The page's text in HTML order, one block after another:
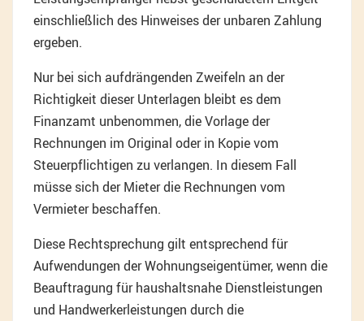
einschließlich des Hinweises der unbaren Zahlung
ergeben.
Nur bei sich aufdrängenden Zweifeln an der
Richtigkeit dieser Unterlagen bleibt es dem
Finanzamt unbenommen, die Vorlage der
Rechnungen im Original oder in Kopie vom
Steuerpflichtigen zu verlangen. In diesem Fall
müsse sich der Mieter die Rechnungen vom
Vermieter beschaffen.
Diese Rechtsprechung gilt entsprechend für
Aufwendungen der Wohnungseigentümer, wenn die
Beauftragung für haushaltsnahe Dienstleistungen
und Handwerkerleistungen durch die